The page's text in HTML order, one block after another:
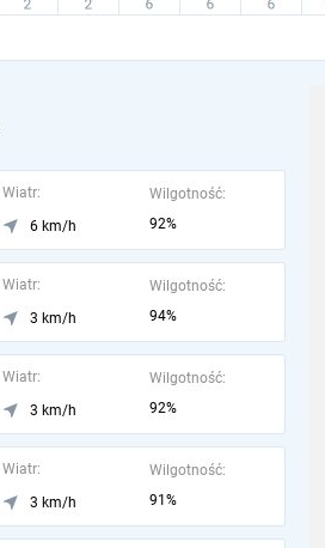
Wiatr:
6 km/h
Wilgotność:
92%
Wiatr:
3 km/h
Wilgotność:
94%
Wiatr:
3 km/h
Wilgotność:
92%
Wiatr:
3 km/h
Wilgotność:
91%